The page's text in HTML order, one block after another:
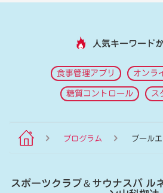
人気キーワード
食事管理アプリ オンラ
糖質コントロール ス
プログラム プール
スポーツクラブ＆サウナスパ ル